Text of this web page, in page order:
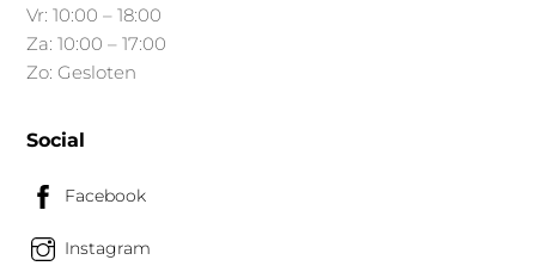
Vr: 10:00 – 18:00
Za: 10:00 – 17:00
Zo: Gesloten
Social
Facebook
Instagram